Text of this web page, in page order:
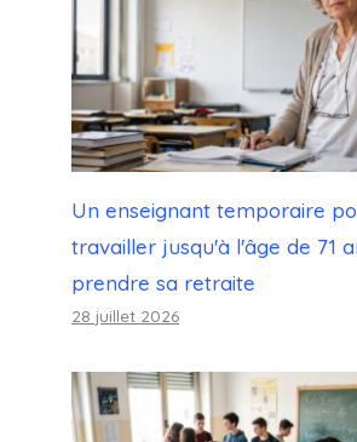
Un enseignant temporaire
travailler jusqu'à l'âge de 71
prendre sa retraite
28 juillet 2026